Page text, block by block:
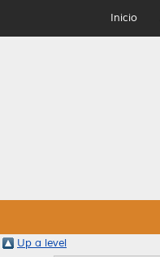
Inicio
Up a level